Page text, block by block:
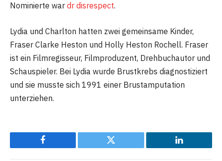
Nominierte war dr disrespect.
Lydia und Charlton hatten zwei gemeinsame Kinder,
Fraser Clarke Heston und Holly Heston Rochell. Fraser
ist ein Filmregisseur, Filmproduzent, Drehbuchautor und
Schauspieler. Bei Lydia wurde Brustkrebs diagnostiziert
und sie musste sich 1991 einer Brustamputation
unterziehen.
Facebook Twitter LinkedIn